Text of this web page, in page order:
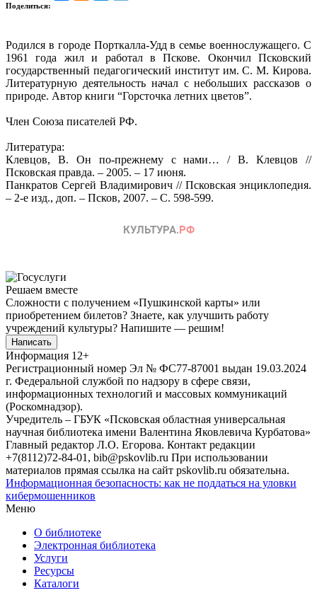
Поделиться:
Родился в городе Порткалла-Удд в семье военнослужащего. С
1961 года жил и работал в Пскове. Окончил Псковский
государственный педагогический институт им. С. М. Кирова.
Литературную деятельность начал с небольших рассказов о
природе. Автор книги “Горсточка летних цветов”.
Член Союза писателей РФ.
Литература:
Клевцов, В. Он по-прежнему с нами… / В. Клевцов //
Псковская правда. – 2005. – 17 июня.
Панкратов Сергей Владимирович // Псковская энциклопедия.
– 2-е изд., доп. – Псков, 2007. – С. 598-599.
Решаем вместе
Сложности с получением «Пушкинской карты» или
приобретением билетов? Знаете, как улучшить работу
учреждений культуры? Напишите — решим!
Написать
Информация 12+
Регистрационный номер Эл № ФС77-87001 выдан 19.03.2024
г. Федеральной службой по надзору в сфере связи,
информационных технологий и массовых коммуникаций
(Роскомнадзор).
Учредитель – ГБУК «Псковская областная универсальная
научная библиотека имени Валентина Яковлевича Курбатова»
Главный редактор Л.О. Егорова. Контакт редакции
+7(8112)72-84-01, bib@pskovlib.ru При использовании
материалов прямая ссылка на сайт pskovlib.ru обязательна.
Информационная безопасность: как не поддаться на уловки
кибермошенников
Меню
О библиотеке
Электронная библиотека
Услуги
Ресурсы
Каталоги